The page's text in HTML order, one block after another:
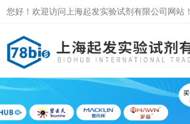
您好！欢迎访问上海起发实验试剂有限公司网站！